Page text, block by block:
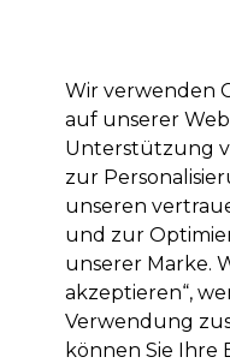
Marken Deals Haare
–
Sibel
(1)
Wir verwenden
auf unserer
Unterstützung
zur
unseren
und zur
unserer Marke.
akzeptieren“,
Verwendung
können Sie